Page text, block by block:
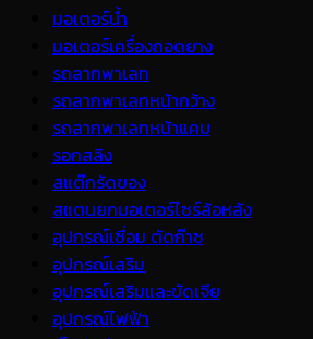
มอเตอร์น้ำ
มอเตอร์เครื่องถอดยาง
รถลากพาเลท
รถลากพาเลทหน้ากว้าง
รถลากพาเลทหน้าแคบ
รอกสลิง
สแต๊กรัดของ
สแตนยกมอเตอร์ไซร์ล้อหลัง
อุปกรณ์เชื่อม ตัดก๊าซ
อุปกรณ์เสริม
อุปกรณ์เสริมและขัดเจีย
อุปกรณ์ไฟฟ้า